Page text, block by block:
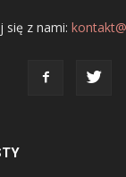
się z nami: